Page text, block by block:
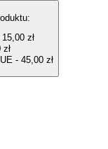
zł
- 45,00 zł